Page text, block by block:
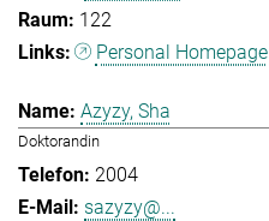
122
Personal Homepage
Azyzy, Sha
Doktorandin
2004
sazyzy@...